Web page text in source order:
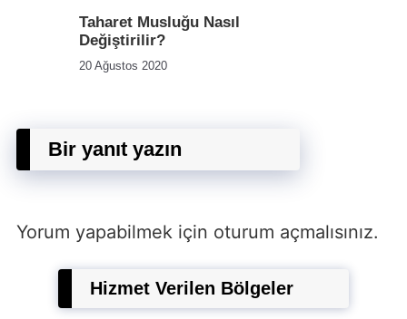
Taharet Musluğu Nasıl
Değiştirilir?
20 Ağustos 2020
Bir yanıt yazın
Yorum yapabilmek için oturum açmalısınız.
Hizmet Verilen Bölgeler